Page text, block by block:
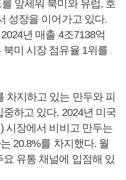
를 앞세워 북미와 유럽, 호
성장을 이어가고 있다.
년 매출 4조7138억
미 시장 점유율 1위를
차지하고 있는 만두와 피
하고 있다. 2024년 미국
시장에서 비비고 만두는
20.8%를 차지했다. 월
유통 채널에 입점해 있